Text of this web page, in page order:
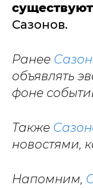
существуют
Сазонов.
Ранее
объявлять
фоне
Также
новостями,
Напомним,